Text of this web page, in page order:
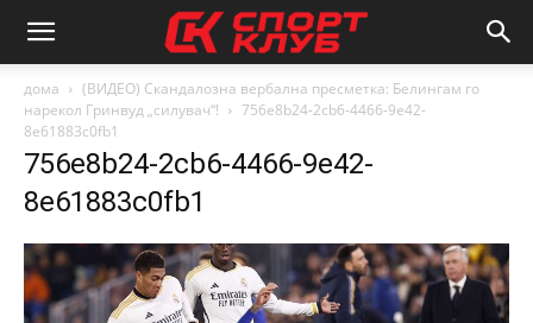
дома
(ВИДЕО) Скандалозна вербална пресметка: Белингам го
нарекол Гринвуд „силувач“!
756e8b24-2cb6-4466-9e42-
8e61883c0fb1
756e8b24-2cb6-4466-9e42-
8e61883c0fb1